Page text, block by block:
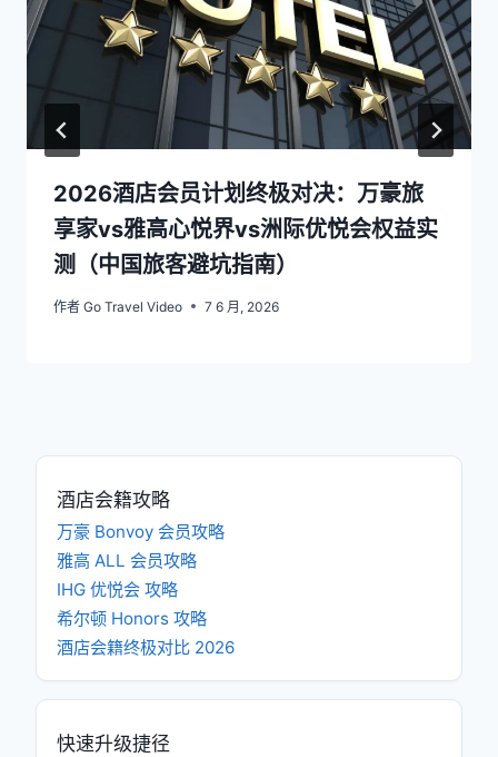
2026酒店会员计划终极对决：万豪旅
享家vs雅高心悦界vs洲际优悦会权益实
测（中国旅客避坑指南）
作者 Go Travel Video 7 6 月, 2026
酒店会籍攻略
万豪 Bonvoy 会员攻略
雅高 ALL 会员攻略
IHG 优悦会 攻略
希尔顿 Honors 攻略
酒店会籍终极对比 2026
快速升级捷径